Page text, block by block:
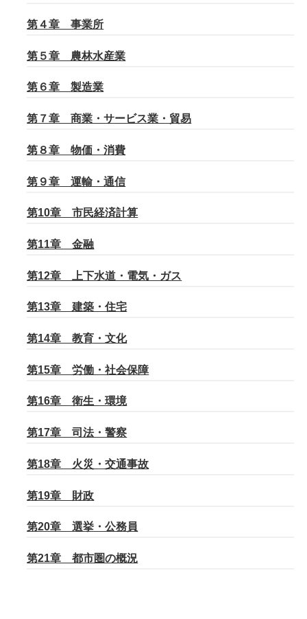
第４章 事業所
第５章 農林水産業
第６章 製造業
第７章 商業・サービス業・貿易
第８章 物価・消費
第９章 運輸・通信
第10章 市民経済計算
第11章 金融
第12章 上下水道・電気・ガス
第13章 建築・住宅
第14章 教育・文化
第15章 労働・社会保障
第16章 衛生・環境
第17章 司法・警察
第18章 火災・交通事故
第19章 財政
第20章 選挙・公務員
第21章 都市圏の概況